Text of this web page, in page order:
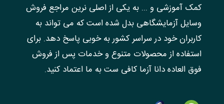
کمک آموزشی و ... به یکی از اصلی نرین مراجع فروش
وسایل آزمایشگاهی بدل شده است که می تواند به
کاربران خود در سراسر کشور به خوبی پاسخ دهد. برای
استفاده از محصولات متنوع و خدمات پس از فروش
فوق العاده دانا آزما کافی ست به ما اعتماد کنید.